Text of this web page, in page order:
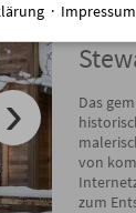
Das
von
zum
· Impressum